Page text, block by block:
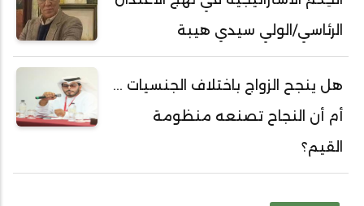
الرئاسي/الولي سيدي هيبة
هل ينجح الزواج باختلاف الجنسيات ...
أم أن النجاح تصنعه منظومة
القيم؟